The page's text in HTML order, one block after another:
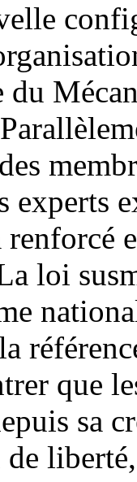
du
experts
loi
que
sa